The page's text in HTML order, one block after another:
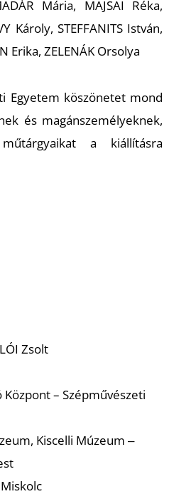
Mária, MAJSAI Réka,
Károly, STEFFANITS István,
Erika, ZELENÁK Orsolya
Egyetem köszönetet mond
és magánszemélyeknek,
a kiállításra
Zsolt
– Szépművészeti
Kiscelli Múzeum ‒